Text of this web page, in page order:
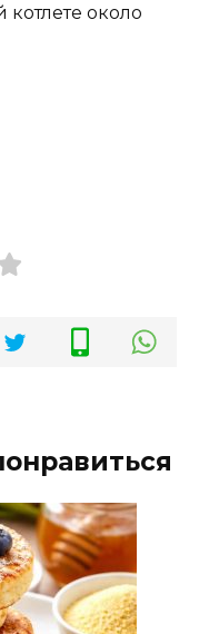
котлете около